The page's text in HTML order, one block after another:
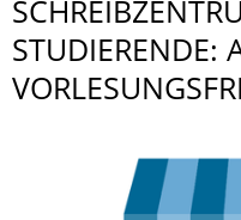
STUDIERENDE: